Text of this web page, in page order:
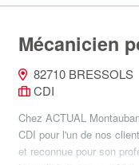
Mécanicien
82710 BRESSOLS
CDI
Chez ACTUAL
CDI pour l'un de nos
et reconnue pour son